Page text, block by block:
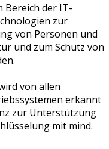
Bereich der IT-
zur
von Personen und
und zum Schutz von
von allen
erkannt
zur Unterstützung
mit mind.